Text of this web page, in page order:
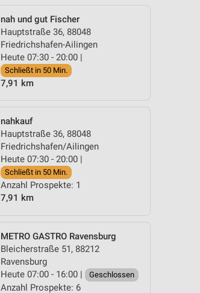
nah und gut Fischer
Hauptstraße 36, 88048
Friedrichshafen-Ailingen
Heute 07:30 - 20:00 |
Schließt in 50 Min.
7,91 km
nahkauf
Hauptstraße 36, 88048
Friedrichshafen/Ailingen
Heute 07:30 - 20:00 |
Schließt in 50 Min.
Anzahl Prospekte: 1
7,91 km
METRO GASTRO Ravensburg
Bleicherstraße 51, 88212
Ravensburg
Heute 07:00 - 16:00 |
Geschlossen
Anzahl Prospekte: 6